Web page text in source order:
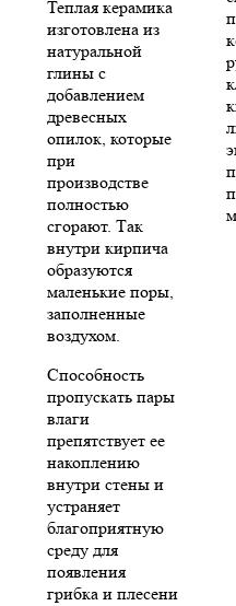
Теплая керамика
изготовлена из
натуральной
глины с
добавлением
древесных
опилок, которые
при
производстве
полностью
сгорают. Так
внутри кирпича
образуются
маленькие поры,
заполненные
воздухом.
Способность
пропускать пары
влаги
препятствует ее
накоплению
внутри стены и
устраняет
благоприятную
среду для
появления
грибка и плесени